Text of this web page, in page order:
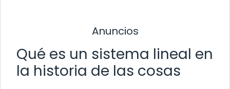
Anuncios
Qué es un sistema lineal en
la historia de las cosas